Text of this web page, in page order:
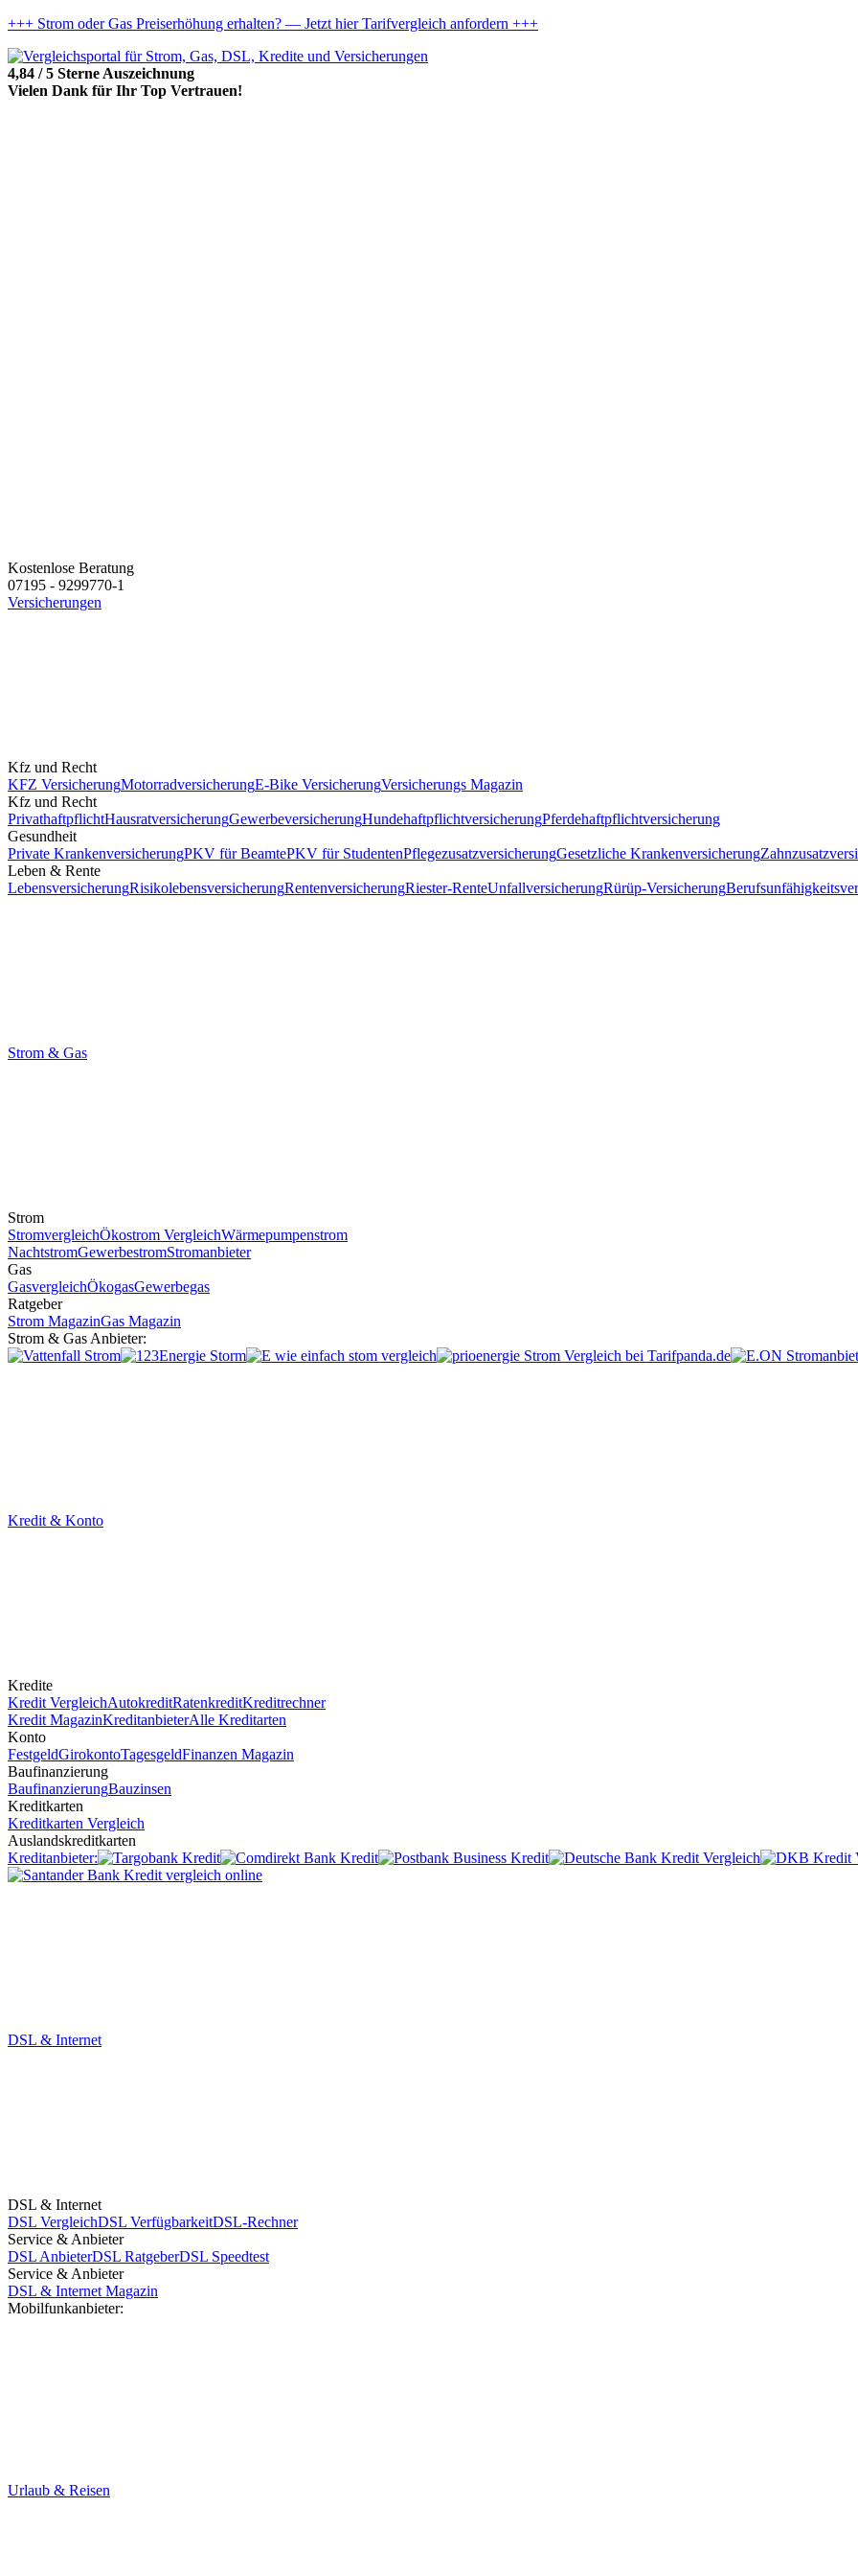
+++ Strom oder Gas Preiserhöhung erhalten? — Jetzt hier Tarifvergleich anfordern +++
4,84 / 5 Sterne Auszeichnung
Vielen Dank für Ihr Top Vertrauen!
Kostenlose Beratung
07195 - 9299770-1
Versicherungen
Kfz und Recht
KFZ VersicherungMotorradversicherungE-Bike VersicherungVersicherungs Magazin
Kfz und Recht
PrivathaftpflichtHausratversicherungGewerbeversicherungHundehaftpflichtversicherungPferdehaftpflichtversicherung
Gesundheit
Private KrankenversicherungPKV für BeamtePKV für StudentenPflegezusatzversicherungGesetzliche Krankenversicherung
Leben & Rente
LebensversicherungRisikolebensversicherungRentenversicherungRiester-RenteUnfallversicherungRürüp-Versicherung
Strom & Gas
Strom
StromvergleichÖkostrom VergleichWärmepumpenstrom
NachtstromGewerbestromStromanbieter
Gas
GasvergleichÖkogasGewerbegas
Ratgeber
Strom MagazinGas Magazin
Strom & Gas Anbieter:
Kredit & Konto
Kredite
Kredit VergleichAutokreditRatenkreditKreditrechner
Kredit MagazinKreditanbieterAlle Kreditarten
Konto
FestgeldGirokontoTagesgeldFinanzen Magazin
Baufinanzierung
BaufinanzierungBauzinsen
Kreditkarten
Kreditkarten Vergleich
Auslandskreditkarten
Kreditanbieter:
DSL & Internet
DSL & Internet
DSL VergleichDSL VerfügbarkeitDSL-Rechner
Service & Anbieter
DSL AnbieterDSL RatgeberDSL Speedtest
Service & Anbieter
DSL & Internet Magazin
Mobilfunkanbieter:
Urlaub & Reisen